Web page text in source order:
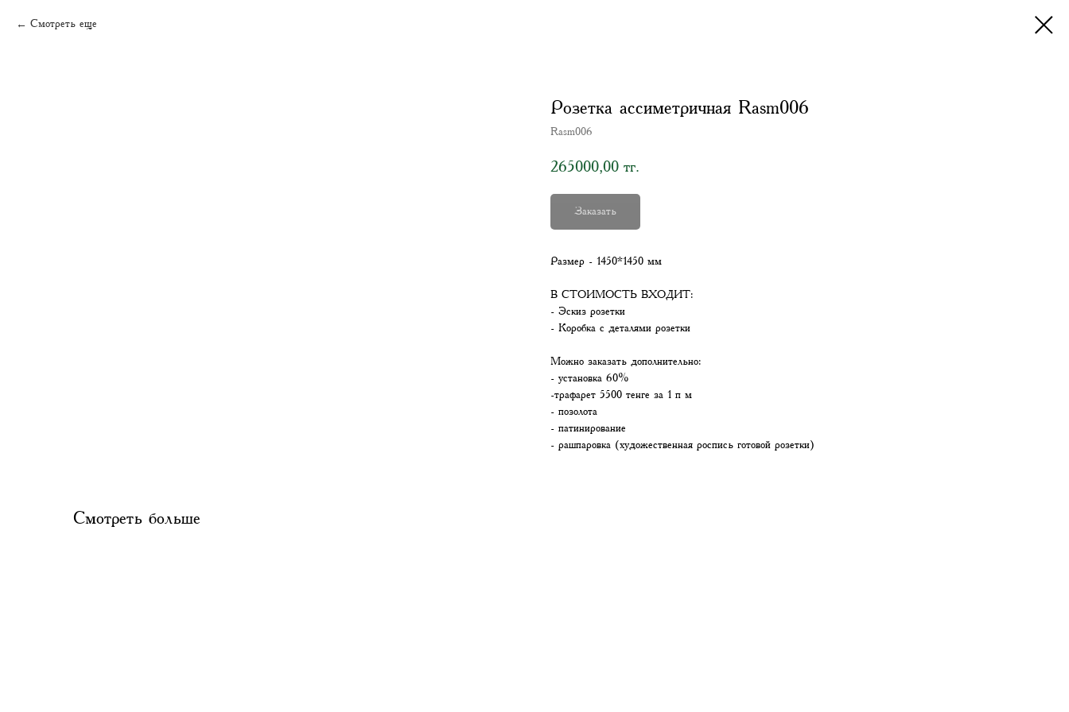
Смотреть еще
Розетка ассиметричная Rasm006
Rasm006
265000,00 тг.
Заказать
Размер - 1450*1450 мм
В СТОИМОСТЬ ВХОДИТ:
- Эскиз розетки
- Коробка с деталями розетки
Можно заказать дополнительно:
- установка 60%
-трафарет 5500 тенге за 1 п м
- позолота
- патинирование
- рашпаровка (художественная роспись готовой розетки)
Смотреть больше